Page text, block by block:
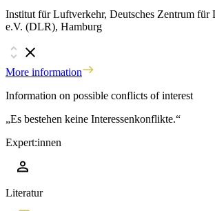
Institut für Luftverkehr, Deutsches Zentrum für
e.V. (DLR), Hamburg
More information
Information on possible conflicts of interest
„Es bestehen keine Interessenkonflikte.“
Expert:innen
Literatur